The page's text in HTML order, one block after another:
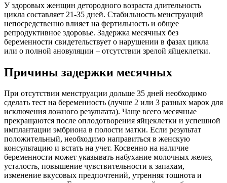
У здоровых женщин детородного возраста длительность
цикла составляет 21-35 дней. Стабильность менструаций
непосредственно влияет на фертильность и общее
репродуктивное здоровье. Задержка месячных без
беременности свидетельствует о нарушении в фазах цикла
или о полной ановуляции – отсутствии зрелой яйцеклетки.
Причины задержки месячных
При отсутствии менструации дольше 35 дней необходимо
сделать тест на беременность (лучше 2 или 3 разных марок для
исключения ложного результата). Чаще всего месячные
прекращаются после оплодотворения яйцеклетки и успешной
имплантации эмбриона в полости матки. Если результат
положительный, необходимо направиться в женскую
консультацию и встать на учет. Косвенно на наличие
беременности может указывать набухание молочных желез,
усталость, повышение чувствительности к запахам,
изменение вкусовых предпочтений, утренняя тошнота и